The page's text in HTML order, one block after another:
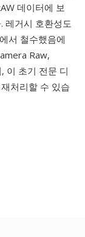
데이터에 보
레거시 호환성도
서 철수했음에
Raw,
이 초기 전문 디
처리할 수 있습